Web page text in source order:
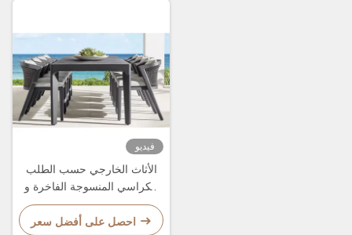
فيديو
الأثاث الخارجي حسب الطلب
الكراسي المنسوجة الفاخرة و
الطاولة الحديقة الفناء طعام
احصل على أفضل سعر